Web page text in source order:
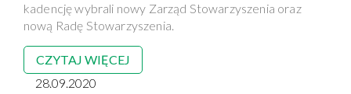
kadencję wybrali nowy Zarząd Stowarzyszenia oraz
nową Radę Stowarzyszenia.
CZYTAJ WIĘCEJ
28.09.2020